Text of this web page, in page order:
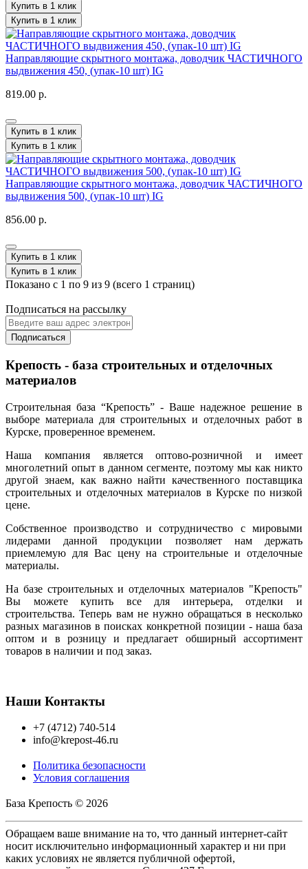
Купить в 1 клик
Купить в 1 клик
Направляющие скрытного монтажа, доводчик ЧАСТИЧНОГО
выдвижения 450, (упак-10 шт) IG
819.00 р.
Купить в 1 клик
Купить в 1 клик
Направляющие скрытного монтажа, доводчик ЧАСТИЧНОГО
выдвижения 500, (упак-10 шт) IG
856.00 р.
Купить в 1 клик
Купить в 1 клик
Показано с 1 по 9 из 9 (всего 1 страниц)
Подписаться на рассылку
Подписаться
Крепость - база строительных и отделочных
материалов
Строительная база “Крепость” - Ваше надежное решение в
выборе материала для строительных и отделочных работ в
Курске, проверенное временем.
Наша компания является оптово-розничной и имеет
многолетний опыт в данном сегменте, поэтому мы как никто
другой знаем, как важно найти качественного поставщика
строительных и отделочных материалов в Курске по низкой
цене.
Собственное производство и сотрудничество с мировыми
лидерами данной продукции позволяет нам держать
приемлемую для Вас цену на строительные и отделочные
материалы.
На базе строительных и отделочных материалов "Крепость"
Вы можете купить все для интерьера, отделки и
строительства. Теперь вам не нужно обращаться в несколько
разных магазинов в поисках конкретной позиции - наша база
оптом и в розницу и предлагает обширный ассортимент
товаров в наличии и под заказ.
Наши Контакты
+7 (4712) 740-514
info@krepost-46.ru
Политика безопасности
Условия соглашения
База Крепость © 2026
Обращаем ваше внимание на то, что данный интернет-сайт
носит исключительно информационный характер и ни при
каких условиях не является публичной офертой,